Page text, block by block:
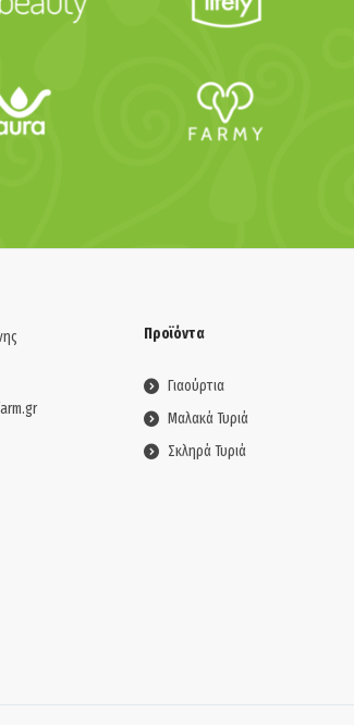
Προϊόντα
Γιαούρτια
Μαλακά Τυριά
Σκληρά Τυριά